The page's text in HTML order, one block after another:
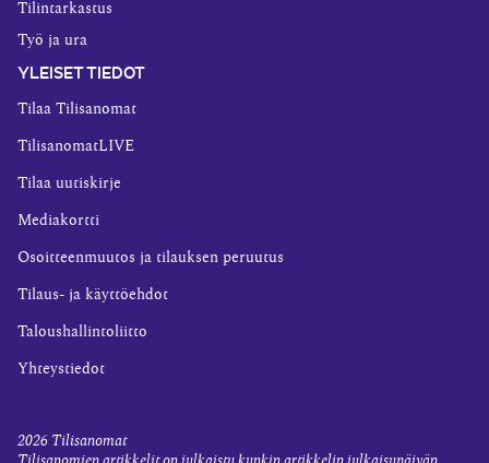
Tilintarkastus
Työ ja ura
YLEISET TIEDOT
Tilaa Tilisanomat
TilisanomatLIVE
Tilaa uutiskirje
Mediakortti
Osoitteenmuutos ja tilauksen peruutus
Tilaus- ja käyttöehdot
Taloushallintoliitto
Yhteystiedot
2026 Tilisanomat